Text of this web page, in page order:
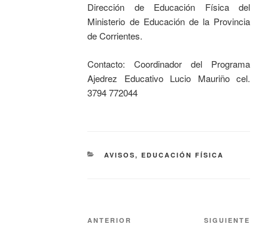
Dirección de Educación Física del
Ministerio de Educación de la Provincia
de Corrientes.
Contacto: Coordinador del Programa
Ajedrez Educativo Lucio Mauriño cel.
3794 772044
AVISOS, EDUCACIÓN FÍSICA
ANTERIOR SIGUIENTE